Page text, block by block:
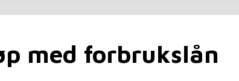
med forbrukslån